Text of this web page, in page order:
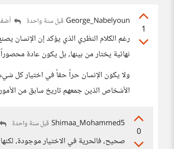
1
George_Nabelyoun قبل سنة واحدة
رغم الكلام النظري الذي يؤكد إن الإنسان
نهائية يختار من بينها، بل يكون عادة
ولا يكون الإنسان حراً حقاً في اختيار كل شيء
الأشخاص الذين جمعهم تاريخ سابق من
0
Shimaa_Mohammed5 قبل سنة واحدة
صحيح، فالحرية في الاختيار موجودة،